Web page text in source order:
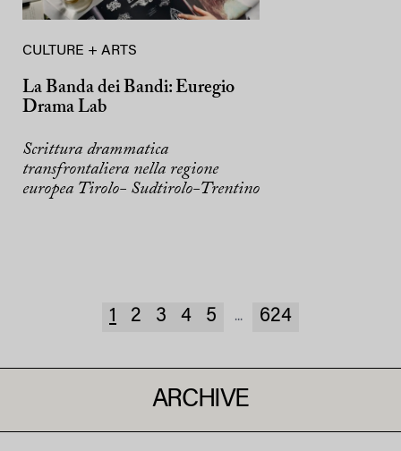
CULTURE + ARTS
La Banda dei Bandi: Euregio
Drama Lab
Scrittura drammatica
transfrontaliera nella regione
europea Tirolo- Sudtirolo-Trentino
1 2 3 4 5 ... 624
ARCHIVE